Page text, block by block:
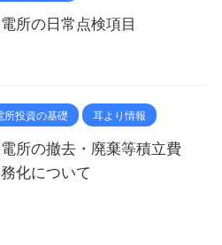
所の日常点検項目
所投資の基礎 耳より情報
所の撤去・廃棄等積立費
化について